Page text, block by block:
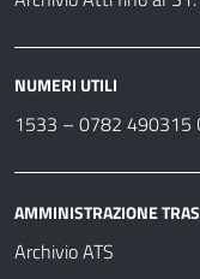
NUMERI UTILI
1533 – 0782 490315
AMMINISTRAZIONE
Archivio ATS